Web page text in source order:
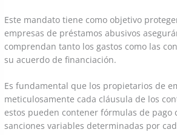
Este mandato tiene como objetivo
empresas de préstamos abusivos
comprendan tanto los gastos como las
su acuerdo de financiación.
Es fundamental que los propietarios de
meticulosamente cada cláusula de los
estos pueden contener fórmulas de pago
sanciones variables determinadas por